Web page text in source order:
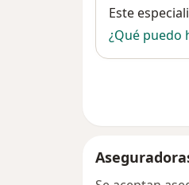
Este
¿Qué puedo